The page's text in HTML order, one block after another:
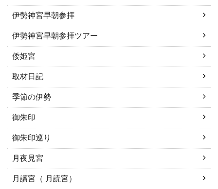
伊勢神宮早朝参拝
伊勢神宮早朝参拝ツアー
倭姫宮
取材日記
季節の伊勢
御朱印
御朱印巡り
月夜見宮
月讀宮（ 月読宮）